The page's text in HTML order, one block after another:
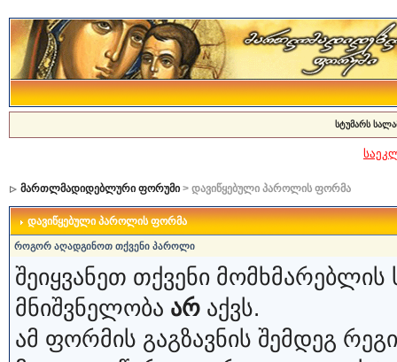
სტუმარს
მართლმადიდებლური ფორუმი> დავიწყებული პაროლის ფორმა
დავიწყებული პაროლის ფორმა
როგორ აღადგინოთ თქვენი პაროლი
შეიყვანეთ თქვენი
მნიშვნელობა არაქვს.
ამ ფორმის გაგზავნის შემდეგ